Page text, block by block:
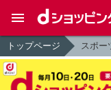
トップページ スポー